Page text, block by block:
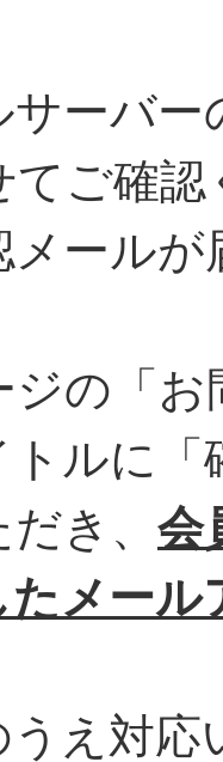
サーバ
てご確認
メール
ジの「お
トルに
き、 会
メール
え対応